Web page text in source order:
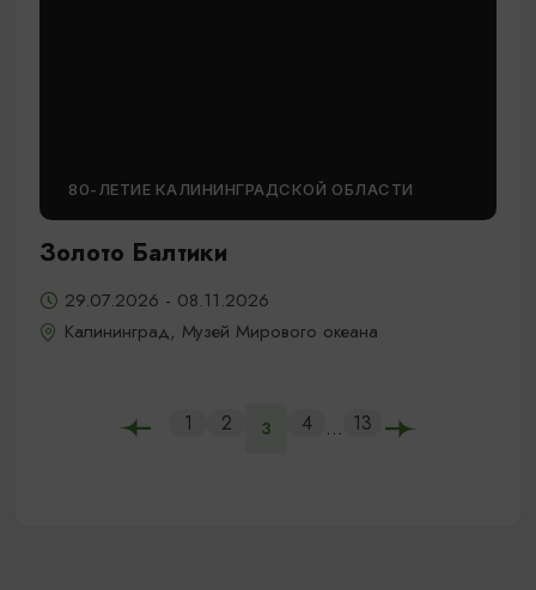
80-ЛЕТИЕ КАЛИНИНГРАДСКОЙ ОБЛАСТИ
Золото Балтики
29.07.2026 - 08.11.2026
Калининград, Музей Мирового океана
1 2 3 4 ... 13